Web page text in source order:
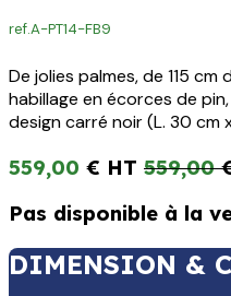
ref.A-PT14-FB9
De jolies palmes, de 115
habillage en écorces de
design carré noir (L. 30 cm
559,00 € 559,00
Pas disponible à la
DIMENSION &